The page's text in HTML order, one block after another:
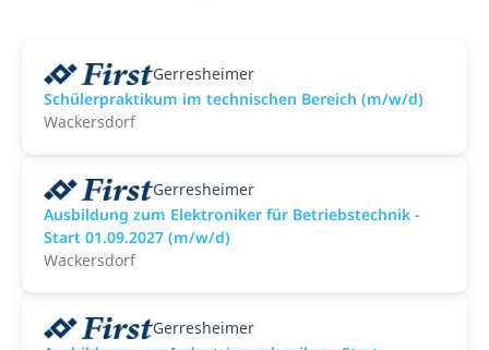
Gerresheimer
Schülerpraktikum im technischen Bereich (m/w/d)
Wackersdorf
Gerresheimer
Ausbildung zum Elektroniker für Betriebstechnik -
Start 01.09.2027 (m/w/d)
Wackersdorf
Gerresheimer